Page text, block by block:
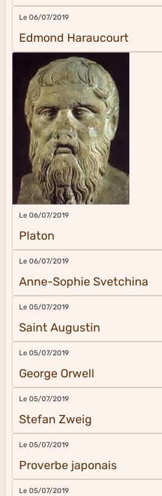
Le 06/07/2019
Edmond Haraucourt
Le 06/07/2019
Platon
Le 06/07/2019
Anne-Sophie Svetchina
Le 05/07/2019
Saint Augustin
Le 05/07/2019
George Orwell
Le 05/07/2019
Stefan Zweig
Le 05/07/2019
Proverbe japonais
Le 05/07/2019